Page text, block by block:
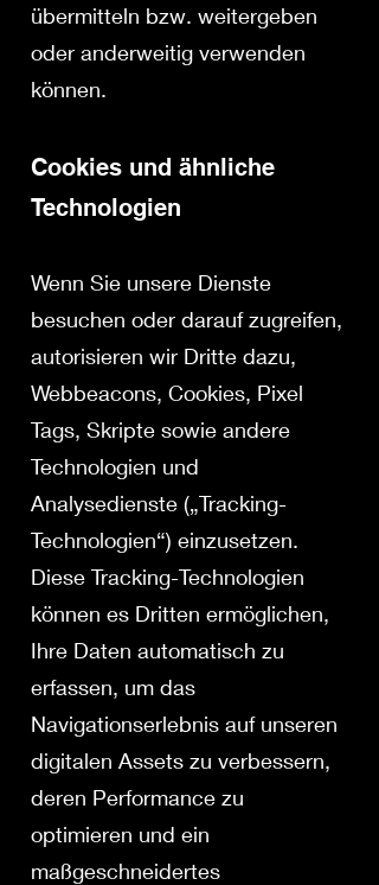
übermitteln bzw. weitergeben
oder anderweitig verwenden
können.
Cookies und ähnliche
Technologien
Wenn Sie unsere Dienste
besuchen oder darauf zugreifen,
autorisieren wir Dritte dazu,
Webbeacons, Cookies, Pixel
Tags, Skripte sowie andere
Technologien und
Analysedienste („Tracking-
Technologien“) einzusetzen.
Diese Tracking-Technologien
können es Dritten ermöglichen,
Ihre Daten automatisch zu
erfassen, um das
Navigationserlebnis auf unseren
digitalen Assets zu verbessern,
deren Performance zu
optimieren und ein
maßgeschneidertes